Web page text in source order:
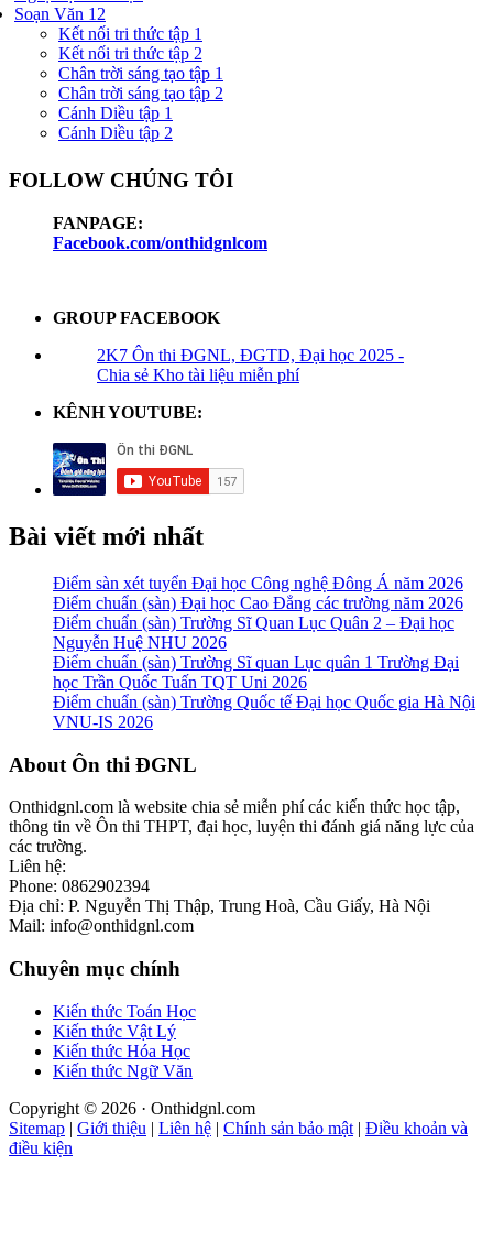
Soạn Văn 12
Kết nối tri thức tập 1
Kết nối tri thức tập 2
Chân trời sáng tạo tập 1
Chân trời sáng tạo tập 2
Cánh Diều tập 1
Cánh Diều tập 2
FOLLOW CHÚNG TÔI
FANPAGE:
Facebook.com/onthidgnlcom
GROUP FACEBOOK
2K7 Ôn thi ĐGNL, ĐGTD, Đại học 2025 -
Chia sẻ Kho tài liệu miễn phí
KÊNH YOUTUBE:
Bài viết mới nhất
Điểm sàn xét tuyển Đại học Công nghệ Đông Á năm 2026
Điểm chuẩn (sàn) Đại học Cao Đẳng các trường năm 2026
Điểm chuẩn (sàn) Trường Sĩ Quan Lục Quân 2 – Đại học
Nguyễn Huệ NHU 2026
Điểm chuẩn (sàn) Trường Sĩ quan Lục quân 1 Trường Đại
học Trần Quốc Tuấn TQT Uni 2026
Điểm chuẩn (sàn) Trường Quốc tế Đại học Quốc gia Hà Nội
VNU-IS 2026
Footer
About Ôn thi ĐGNL
Onthidgnl.com là website chia sẻ miễn phí các kiến thức học tập,
thông tin về Ôn thi THPT, đại học, luyện thi đánh giá năng lực của
các trường.
Liên hệ:
Phone: 0862902394
Địa chỉ: P. Nguyễn Thị Thập, Trung Hoà, Cầu Giấy, Hà Nội
Mail: info@onthidgnl.com
Chuyên mục chính
Kiến thức Toán Học
Kiến thức Vật Lý
Kiến thức Hóa Học
Kiến thức Ngữ Văn
Copyright © 2026 · Onthidgnl.com
Sitemap | Giới thiệu | Liên hệ | Chính sản bảo mật | Điều khoản và
điều kiện